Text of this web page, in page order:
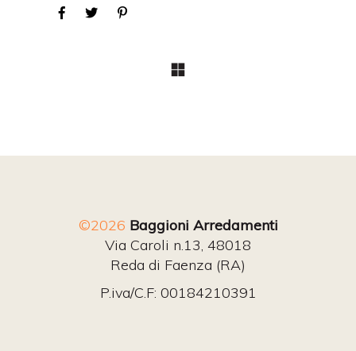
©2026 Baggioni Arredamenti
Via Caroli n.13, 48018
Reda di Faenza (RA)
P.iva/C.F: 00184210391